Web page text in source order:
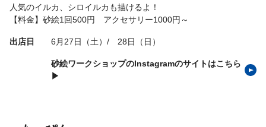
人気のイルカ、シロイルカも描けるよ！
【料金】砂絵1回500円 アクセサリー1000円～
出店日 6月27日（土）/ 28日（日）
砂絵ワークショップのInstagramのサイトはこちら
▶